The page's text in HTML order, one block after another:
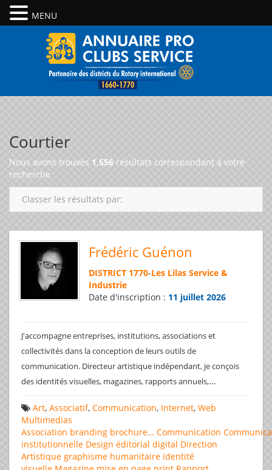
Courtier
Nous avons trouvés 1,556 résultats correspondant à votre
recherche
Classer les résultats par:
Frédéric Guénon
DISTRICT 1770-Les Lilas Service &
Industrie
Date d'inscription : 11 juillet 2026
J'accompagne entreprises, institutions, associations et
collectivités dans la conception de leurs outils de
communication. Directeur artistique indépendant, je conçois
des identités visuelles, magazines, rapports annuels,...
Art, Associatif, Communication, Internet, Web
Multimedias
Association branding brochure… Communication
institutionnelle Design éditorial digital Direction
Artistique graphisme humanitaire identité
MENU